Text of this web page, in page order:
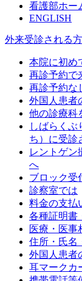
看護部ホー
ENGLISH
外来受診される
本院に初め
再診予約で
再診予約な
外国人患者
他の診療科
しばらくぶ
ち）に受診
レントゲン
へ
ブロック受
診察室では
料金の支払
各種証明書
医療・医事
住所・氏名
外国人患者
耳マークカ